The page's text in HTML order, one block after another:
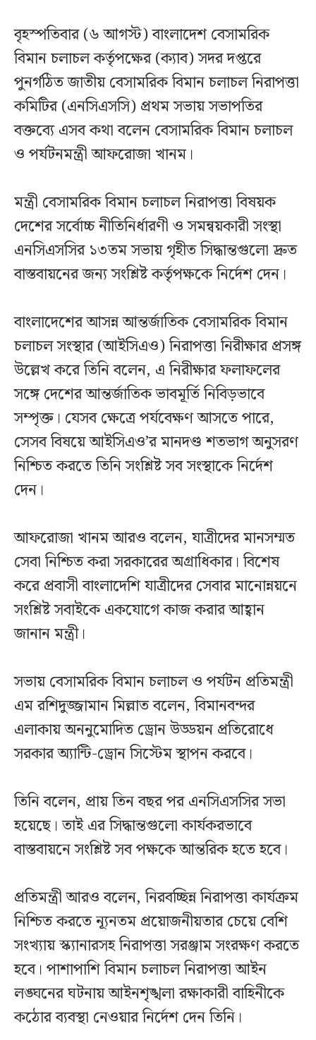
বৃহস্পতিবার (৬ আগস্ট) বাংলাদেশ বেসামরিক
বিমান চলাচল কর্তৃপক্ষের (ক্যাব) সদর দপ্তরে
পুনর্গঠিত জাতীয় বেসামরিক বিমান চলাচল নিরাপত্তা
কমিটির (এনসিএসসি) প্রথম সভায় সভাপতির
বক্তব্যে এসব কথা বলেন বেসামরিক বিমান চলাচল
ও পর্যটনমন্ত্রী আফরোজা খানম।
মন্ত্রী বেসামরিক বিমান চলাচল নিরাপত্তা বিষয়ক
দেশের সর্বোচ্চ নীতিনির্ধারণী ও সমন্বয়কারী সংস্থা
এনসিএসসির ১৩তম সভায় গৃহীত সিদ্ধান্তগুলো দ্রুত
বাস্তবায়নের জন্য সংশ্লিষ্ট কর্তৃপক্ষকে নির্দেশ দেন।
বাংলাদেশের আসন্ন আন্তর্জাতিক বেসামরিক বিমান
চলাচল সংস্থার (আইসিএও) নিরাপত্তা নিরীক্ষার প্রসঙ্গ
উল্লেখ করে তিনি বলেন, এ নিরীক্ষার ফলাফলের
সঙ্গে দেশের আন্তর্জাতিক ভাবমূর্তি নিবিড়ভাবে
সম্পৃক্ত। যেসব ক্ষেত্রে পর্যবেক্ষণ আসতে পারে,
সেসব বিষয়ে আইসিএও’র মানদণ্ড শতভাগ অনুসরণ
নিশ্চিত করতে তিনি সংশ্লিষ্ট সব সংস্থাকে নির্দেশ
দেন।
আফরোজা খানম আরও বলেন, যাত্রীদের মানসম্মত
সেবা নিশ্চিত করা সরকারের অগ্রাধিকার। বিশেষ
করে প্রবাসী বাংলাদেশি যাত্রীদের সেবার মানোন্নয়নে
সংশ্লিষ্ট সবাইকে একযোগে কাজ করার আহ্বান
জানান মন্ত্রী।
সভায় বেসামরিক বিমান চলাচল ও পর্যটন প্রতিমন্ত্রী
এম রশিদুজ্জামান মিল্লাত বলেন, বিমানবন্দর
এলাকায় অননুমোদিত ড্রোন উড্ডয়ন প্রতিরোধে
সরকার অ্যান্টি-ড্রোন সিস্টেম স্থাপন করবে।
তিনি বলেন, প্রায় তিন বছর পর এনসিএসসির সভা
হয়েছে। তাই এর সিদ্ধান্তগুলো কার্যকরভাবে
বাস্তবায়নে সংশ্লিষ্ট সব পক্ষকে আন্তরিক হতে হবে।
প্রতিমন্ত্রী আরও বলেন, নিরবচ্ছিন্ন নিরাপত্তা কার্যক্রম
নিশ্চিত করতে ন্যূনতম প্রয়োজনীয়তার চেয়ে বেশি
সংখ্যায় স্ক্যানারসহ নিরাপত্তা সরঞ্জাম সংরক্ষণ করতে
হবে। পাশাপাশি বিমান চলাচল নিরাপত্তা আইন
লঙ্ঘনের ঘটনায় আইনশৃঙ্খলা রক্ষাকারী বাহিনীকে
কঠোর ব্যবস্থা নেওয়ার নির্দেশ দেন তিনি।